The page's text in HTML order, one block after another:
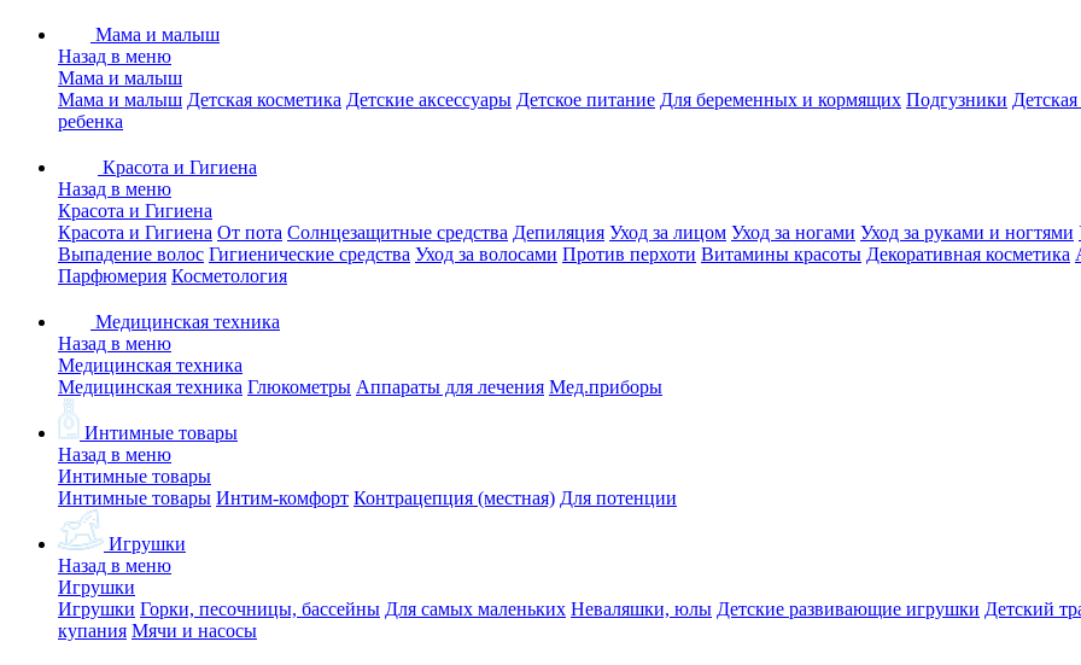
Мама и малыш
Назад в меню
Мама и малыш
Мама и малыш Детская косметика Детские аксессуары Детское питание Для беременных и кормящих Подгузники
ребенка
Красота и Гигиена
Назад в меню
Красота и Гигиена
Красота и Гигиена От пота Солнцезащитные средства Депиляция Уход за лицом Уход за ногами Уход за руками и ногтями
Выпадение волос Гигиенические средства Уход за волосами Против перхоти Витамины красоты Декоративная косметика
Парфюмерия Косметология
Медицинская техника
Назад в меню
Медицинская техника
Медицинская техника Глюкометры Аппараты для лечения Мед.приборы
Интимные товары
Назад в меню
Интимные товары
Интимные товары Интим-комфорт Контрацепция (местная) Для потенции
Игрушки
Назад в меню
Игрушки
Игрушки Горки, песочницы, бассейны Для самых маленьких Неваляшки, юлы Детские развивающие игрушки Детский
купания Мячи и насосы